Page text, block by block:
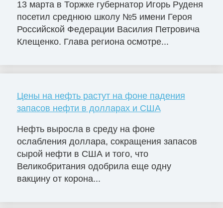
13 марта в Торжке губернатор Игорь Руденя
посетил среднюю школу №5 имени Героя
Российской Федерации Василия Петровича
Клещенко. Глава региона осмотре...
Цены на нефть растут на фоне падения
запасов нефти в долларах и США
Нефть выросла в среду на фоне
ослабления доллара, сокращения запасов
сырой нефти в США и того, что
Великобритания одобрила еще одну
вакцину от корона...